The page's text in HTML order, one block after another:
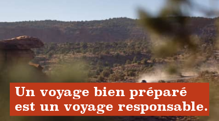
Un voyage bien préparé
est un voyage responsable.